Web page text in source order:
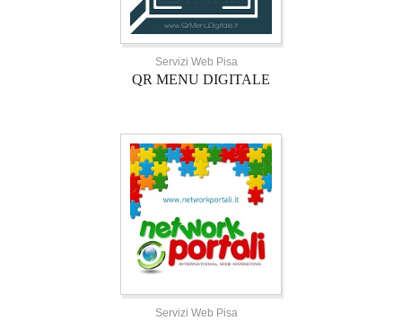
Servizi Web Pisa
QR MENU DIGITALE
Servizi Web Pisa